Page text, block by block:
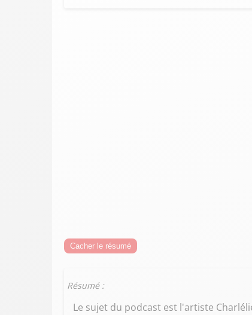
Cacher le résumé
Résumé :
Le sujet du podcast est l'artiste